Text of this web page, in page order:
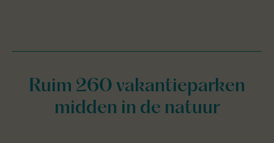
Ruim 260 vakantieparken
midden in de natuur